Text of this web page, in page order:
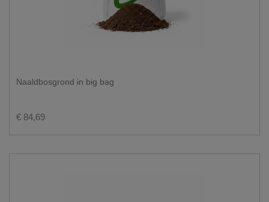
Naaldbosgrond in big bag
€ 84,69